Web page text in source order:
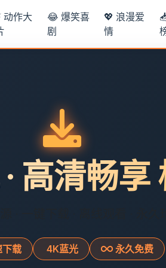
动作大
😂 爆笑喜
剧
💖 浪漫爱
情
高清畅享
载 4K蓝光 永久免费